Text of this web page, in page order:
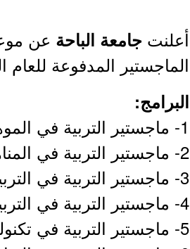
أعلنت جامعة الباحة عن
الماجستير المدفوعة للعام الجامعي 1445هـ، وذلك وفقاً للتفاصيل وطريقة
البرامج:
1- ماجستير التربية في الموهبة والإبداع.
2- ماجستير التربية في المناهج وطرق التدريس.
3- ماجستير التربية في التربية البدنية.
4- ماجستير التربية في التربية الفنية.
5- ماجستير التربية في تكنولوجيا التعليم.